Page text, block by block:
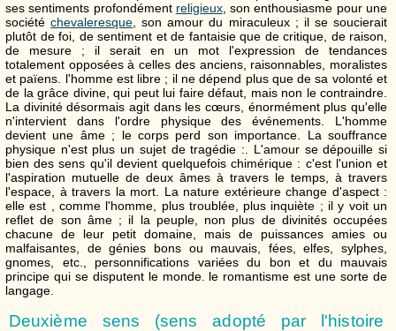
ses sentiments profondément religieux, son enthousiasme pour une
sociétéchevaleresque, son amour du miraculeux ; il se soucierait
plutôt de foi, de sentiment et de fantaisie que de critique, de raison,
de mesure ; il serait en un mot l'expression de tendances
totalement opposées à celles des anciens, raisonnables, moralistes
et païens. l'homme est libre ; il ne dépend plus que de sa volonté et
de la grâce divine, qui peut lui faire défaut, mais non le contraindre.
La divinité désormais agit dans les cœurs, énormément plus qu'elle
n'intervient dans l'ordre physique des événements. L'homme
devient une âme ; le corps perd son importance. La souffrance
physique n'est plus un sujet de tragédie :. L'amour se dépouille si
bien des sens qu'il devient quelquefois chimérique : c'est l'union et
l'aspiration mutuelle de deux âmes à travers le temps, à travers
l'espace, à travers la mort. La nature extérieure change d'aspect :
elle est , comme l'homme, plus troublée, plus inquiète ; il y voit un
reflet de son âme ; il la peuple, non plus de divinités occupées
chacune de leur petit domaine, mais de puissances amies ou
malfaisantes, de génies bons ou mauvais, fées, elfes, sylphes,
gnomes, etc., personnifications variées du bon et du mauvais
principe qui se disputent le monde. le romantisme est une sorte de
langage.
Deuxième sens (sens adopté par l'histoire